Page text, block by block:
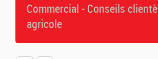
Commercial - Conseils
agricole